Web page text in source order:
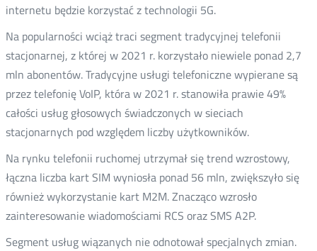
internetu będzie korzystać z technologii 5G.
Na popularności wciąż traci segment tradycyjnej telefonii
stacjonarnej, z której w 2021 r. korzystało niewiele ponad 2,7
mln abonentów. Tradycyjne usługi telefoniczne wypierane są
przez telefonię VoIP, która w 2021 r. stanowiła prawie 49%
całości usług głosowych świadczonych w sieciach
stacjonarnych pod względem liczby użytkowników.
Na rynku telefonii ruchomej utrzymał się trend wzrostowy,
łączna liczba kart SIM wyniosła ponad 56 mln, zwiększyło się
również wykorzystanie kart M2M. Znacząco wzrosło
zainteresowanie wiadomościami RCS oraz SMS A2P.
Segment usług wiązanych nie odnotował specjalnych zmian.